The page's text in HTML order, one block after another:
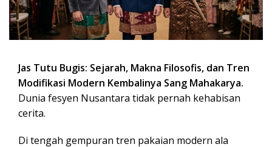
Jas Tutu Bugis: Sejarah, Makna Filosofis, dan Tren
Modifikasi Modern Kembalinya Sang Mahakarya.
Dunia fesyen Nusantara tidak pernah kehabisan
cerita.
Di tengah gempuran tren pakaian modern ala